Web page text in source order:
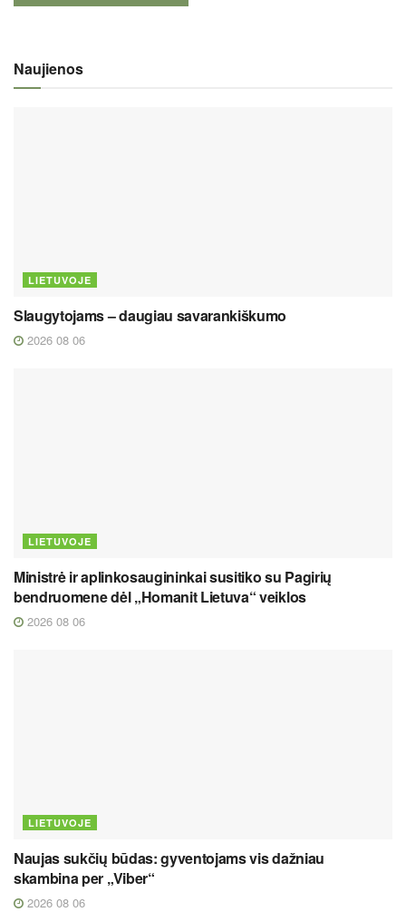
Naujienos
LIETUVOJE
Slaugytojams – daugiau savarankiškumo
2026 08 06
LIETUVOJE
Ministrė ir aplinkosaugininkai susitiko su Pagirių
bendruomene dėl „Homanit Lietuva“ veiklos
2026 08 06
LIETUVOJE
Naujas sukčių būdas: gyventojams vis dažniau
skambina per „Viber“
2026 08 06